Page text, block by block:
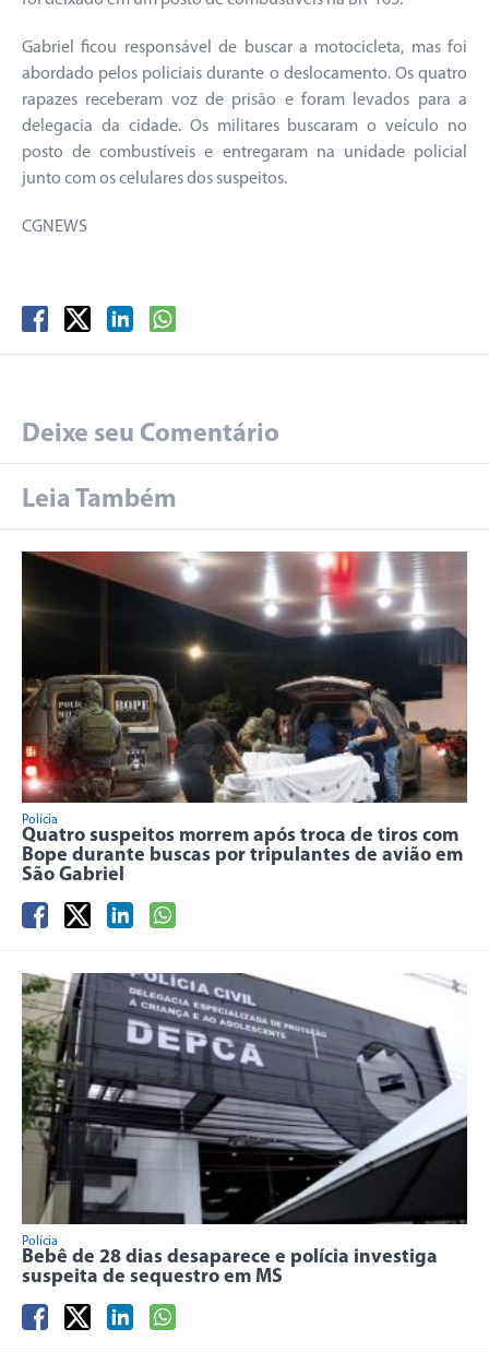
Gabriel ficou responsável de buscar a motocicleta, mas foi
abordado pelos policiais durante o deslocamento. Os quatro
rapazes receberam voz de prisão e foram levados para a
delegacia da cidade. Os militares buscaram o veículo no
posto de combustíveis e entregaram na unidade policial
junto com os celulares dos suspeitos.
CGNEWS
Deixe seu Comentário
Leia Também
Polícia
Quatro suspeitos morrem após troca de tiros com
Bope durante buscas por tripulantes de avião em
São Gabriel
Polícia
Bebê de 28 dias desaparece e polícia investiga
suspeita de sequestro em MS